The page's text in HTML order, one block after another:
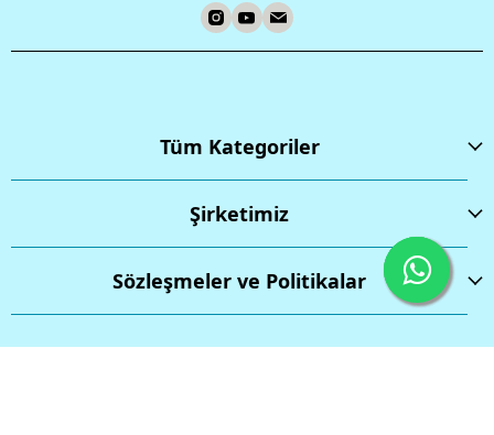
Tüm Kategoriler
Şirketimiz
Sözleşmeler ve Politikalar